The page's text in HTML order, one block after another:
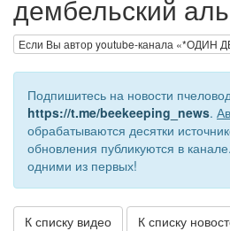
дембельский
Если Вы автор youtube-канала
Подпишитесь на новости
https://t.me/beekeeping_news.
обрабатываются десятки
обновления публикуются в
одними из первых!
К списку видео К списку